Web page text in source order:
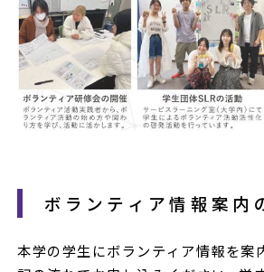
ボランティア情報案内
本学の学生にボランティア情報を案